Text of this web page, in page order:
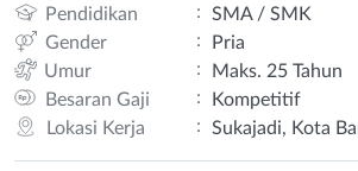
Pendidikan :
SMA / SMK
Gender
:
Pria
Umur
:
Maks. 25 Tahun
Besaran Gaji
:
Kompetitif
Lokasi Kerja
: Sukajadi, Kota